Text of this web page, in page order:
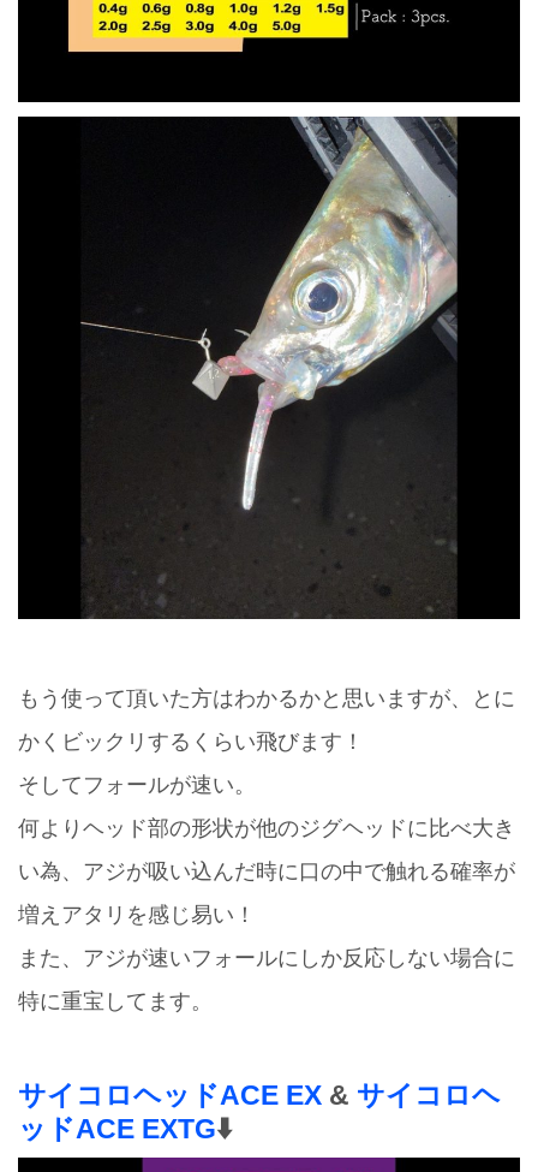
もう使って頂いた方はわかるかと思いますが、とに
かくビックリするくらい飛びます！
そしてフォールが速い。
何よりヘッド部の形状が他のジグヘッドに比べ大き
い為、アジが吸い込んだ時に口の中で触れる確率が
増えアタリを感じ易い！
また、アジが速いフォールにしか反応しない場合に
特に重宝してます。
サイコロヘッドACE EX & サイコロヘ
ッドACE EXTG⬇️